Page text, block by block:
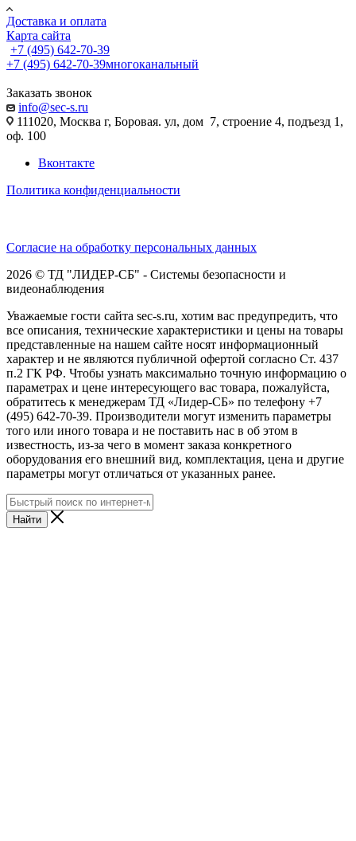
Доставка и оплата
Карта сайта
+7 (495) 642-70-39
+7 (495) 642-70-39многоканальный
Заказать звонок
info@sec-s.ru
111020, Москва г, Боровая. ул, дом 7, строение 4, подъезд 1,
оф. 100
Вконтакте
Политика конфиденциальности
Согласие на обработку персональных данных
2026 © ТД "ЛИДЕР-СБ" - Системы безопасности и
видеонаблюдения
Уважаемые гости сайта sec-s.ru, хотим вас предупредить, что
все описания, технические характеристики и цены на товары
представленные на нашем сайте носят информационный
характер и не являются публичной офертой согласно Ст. 437
п.2 ГК РФ. Чтобы узнать максимально точную информацию о
параметрах и цене интересующего вас товара, пожалуйста,
обратитесь к менеджерам ТД «Лидер-СБ» по телефону +7
(495) 642-70-39. Производители могут изменить параметры
того или иного товара и не поставить нас в об этом в
известность, из-за чего в момент заказа конкретного
оборудования его внешний вид, комплектация, цена и другие
параметры могут отличаться от указанных ранее.
Найти